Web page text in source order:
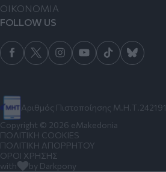
Αριθμός Πιστοποίησης Μ.Η.Τ.242191
ΟΙΚΟΝΟΜΙΑ
FOLLOW US
Copyright © 2026 eMakedonia
ΠΟΛΙΤΙΚΗ COOKIES
ΠΟΛΙΤΙΚΗ ΑΠΟΡΡΗΤΟΥ
ΟΡΟΙ ΧΡΗΣΗΣ
with
by Darkpony